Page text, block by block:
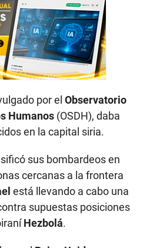
por el Observatorio
Humanos (OSDH), daba
en la capital siria.
sus bombardeos en
cercanas a la frontera
está llevando a cabo una
supuestas posiciones
Hezbolá.